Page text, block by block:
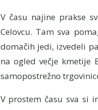
V času najine prakse
Celovcu. Tam sva
domačih jedi, izvedeli
na ogled večje kmetije
samopostrežno
V prostem času sva si